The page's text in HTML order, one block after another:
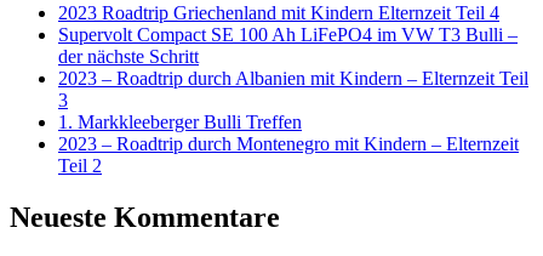
2023 Roadtrip Griechenland mit Kindern Elternzeit Teil 4
Supervolt Compact SE 100 Ah LiFePO4 im VW T3 Bulli –
der nächste Schritt
2023 – Roadtrip durch Albanien mit Kindern – Elternzeit Teil
3
1. Markkleeberger Bulli Treffen
2023 – Roadtrip durch Montenegro mit Kindern – Elternzeit
Teil 2
Neueste Kommentare